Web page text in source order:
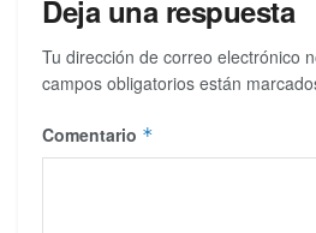
Deja una respuesta
Tu dirección de correo electrónico
campos obligatorios están
Comentario *